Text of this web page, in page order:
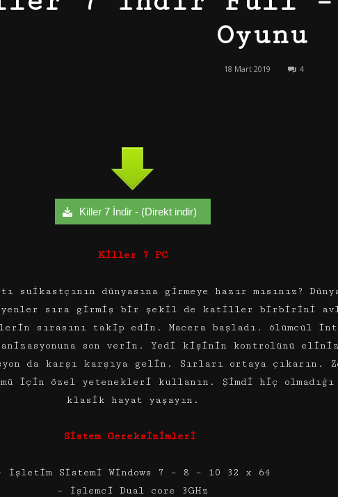
Oyunu
18 Mart 2019 4
Killer 7 İndir - (Direkt indir)
Killer 7 PC
dünyasına girmeye hazır mısınız?
sıra girmiş bir şekil de katiller birbirini
sırasını takip edin. Macera başladı. ölümcül
son verin. Yedi kişinin kontrolünü
da karşı karşıya gelin. Sırları ortaya çıkarın.
için özel yetenekleri kullanın. Şimdi hiç
klasik hayat yaşayın.
Sistem Gereksinimleri
İşletim Sistemi Windows 7 – 8 – 10 32 x 64
– İşlemci Dual core 3GHz